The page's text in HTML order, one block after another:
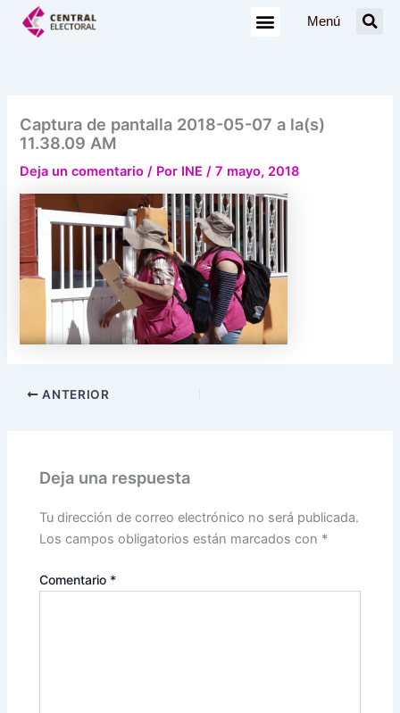
Menú
Captura de pantalla 2018-05-07 a la(s)
11.38.09 AM
Deja un comentario / Por INE/7 mayo, 2018
ANTERIOR
Deja una respuesta
Tu dirección de correo electrónico no será publicada.
Los campos obligatorios están marcados con *
Comentario *